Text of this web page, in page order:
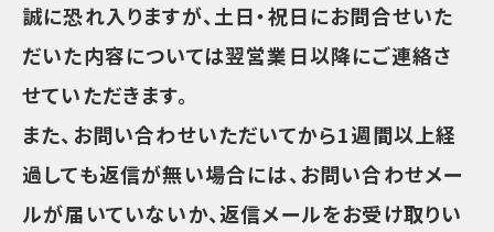
誠に恐れ入りますが、土日・祝日にお問合せいた
だいた内容については翌営業日以降にご連絡さ
せていただきます。
また、お問い合わせいただいてから1週間以上経
過しても返信が無い場合には、お問い合わせメー
ルが届いていないか、返信メールをお受け取りい